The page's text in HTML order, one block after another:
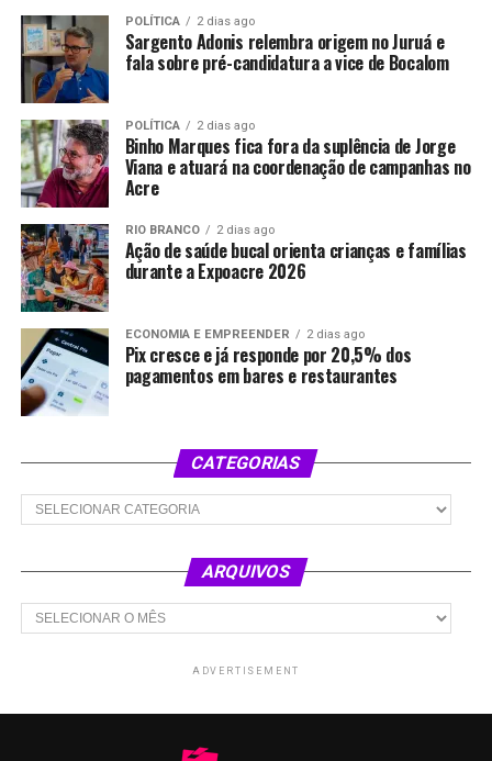
POLÍTICA 2 dias ago
Sargento Adonis relembra origem no Juruá e
fala sobre pré-candidatura a vice de Bocalom
POLÍTICA 2 dias ago
Binho Marques fica fora da suplência de Jorge
Viana e atuará na coordenação de campanhas no
Acre
RIO BRANCO 2 dias ago
Ação de saúde bucal orienta crianças e famílias
durante a Expoacre 2026
ECONOMIA E EMPREENDER 2 dias ago
Pix cresce e já responde por 20,5% dos
pagamentos em bares e restaurantes
CATEGORIAS
Categorias
ARQUIVOS
Arquivos
ADVERTISEMENT